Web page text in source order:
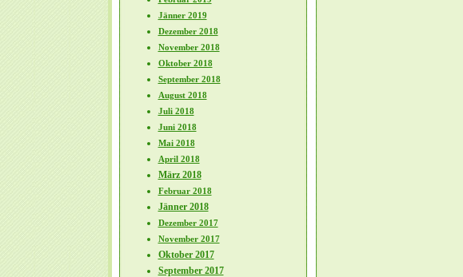
Jänner 2019
Dezember 2018
November 2018
Oktober 2018
September 2018
August 2018
Juli 2018
Juni 2018
Mai 2018
April 2018
März 2018
Februar 2018
Jänner 2018
Dezember 2017
November 2017
Oktober 2017
September 2017